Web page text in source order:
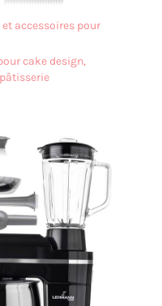
accessoires pour
cake design,